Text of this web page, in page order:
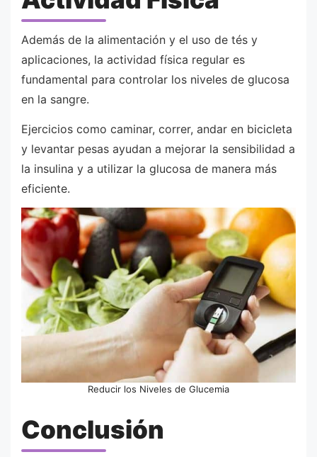
Además de la alimentación y el uso de tés y
aplicaciones, la actividad física regular es
fundamental para controlar los niveles de glucosa
en la sangre.
Ejercicios como caminar, correr, andar en bicicleta
y levantar pesas ayudan a mejorar la sensibilidad a
la insulina y a utilizar la glucosa de manera más
eficiente.
Reducir los Niveles de Glucemia
Conclusión